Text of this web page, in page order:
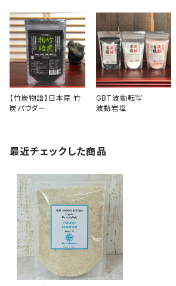
【竹炭物語】日本産 竹
炭パウダー
GBT波動転写
波動岩塩
最近チェックした商品